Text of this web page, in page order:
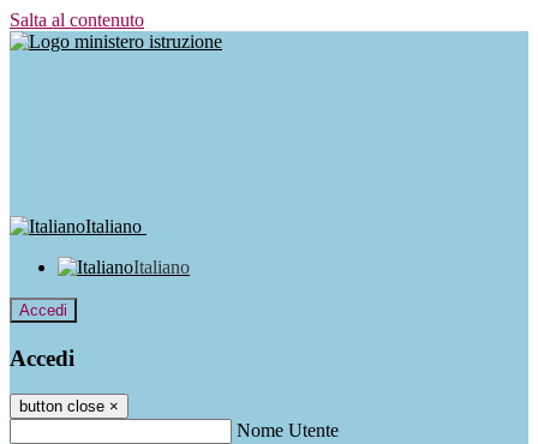
Salta al contenuto
Italiano
Italiano
Accedi
Accedi
button close ×
Nome Utente